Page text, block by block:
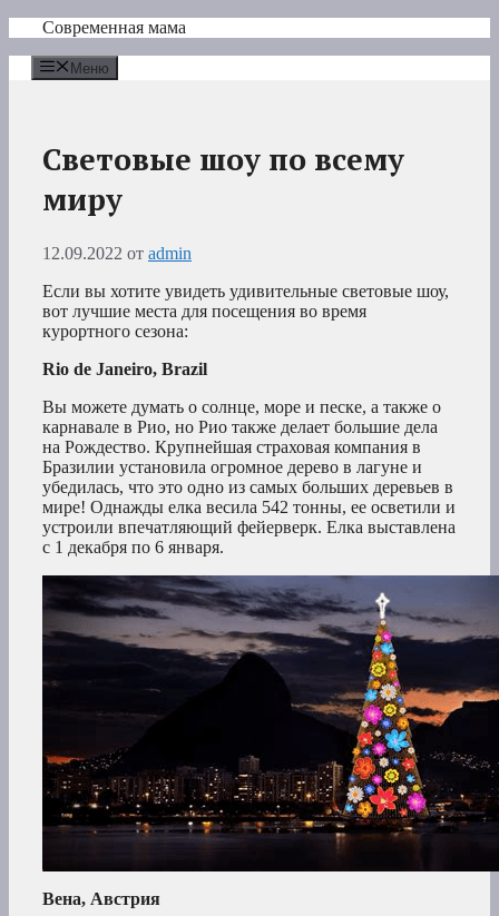
Перейти
содержимому
Современная мама
Меню
Световые шоу по всему
миру
12.09.2022 от admin
Если вы хотите увидеть удивительные световые шоу,
вот лучшие места для посещения во время
курортного сезона:
Rio de Janeiro, Brazil
Вы можете думать о солнце, море и песке, а также о
карнавале в Рио, но Рио также делает большие дела
на Рождество. Крупнейшая страховая компания в
Бразилии установила огромное дерево в лагуне и
убедилась, что это одно из самых больших деревьев в
мире! Однажды елка весила 542 тонны, ее осветили и
устроили впечатляющий фейерверк. Елка выставлена
с 1 декабря по 6 января.
Вена, Австрия